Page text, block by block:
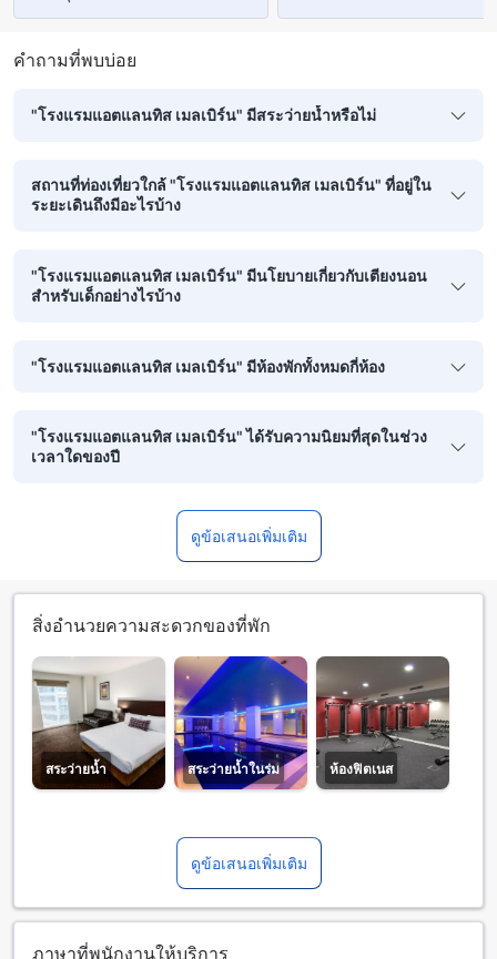
คำถามที่พบบ่อย
"โรงแรมแอตแลนทิส เมลเบิร์น" มีสระว่ายน้ำหรือไม่
สถานที่ท่องเที่ยวใกล้ "โรงแรมแอตแลนทิส เมลเบิร์น" ที่อยู่ใน
ระยะเดินถึงมีอะไรบ้าง
"โรงแรมแอตแลนทิส เมลเบิร์น" มีนโยบายเกี่ยวกับเตียงนอน
สำหรับเด็กอย่างไรบ้าง
"โรงแรมแอตแลนทิส เมลเบิร์น" มีห้องพักทั้งหมดกี่ห้อง
"โรงแรมแอตแลนทิส เมลเบิร์น" ได้รับความนิยมที่สุดในช่วง
เวลาใดของปี
ดูข้อเสนอเพิ่มเติม
สิ่งอำนวยความสะดวกของที่พัก
สระว่ายน้ำ สระว่ายน้ำในร่ม ห้องฟิตเนส
ดูข้อเสนอเพิ่มเติม
ภาษาที่พนักงานให้บริการ